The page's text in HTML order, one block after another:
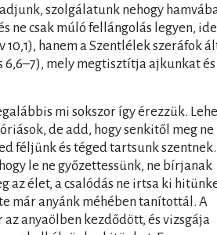
szolgálatunk nehogy
ne csak múló fellángolás legyen,
10,1), hanem a Szentlélek szeráfok
6,6–7), mely megtisztítja ajkunkat
mi sokszor így érezzük.
de add, hogy senkitől meg ne
féljünk és téged tartsunk
le ne győzettessünk, ne bírjanak
az élet, a csalódás ne irtsa ki
már anyánk méhében tanítottál. A
anyaölben kezdődött, és vizsgája